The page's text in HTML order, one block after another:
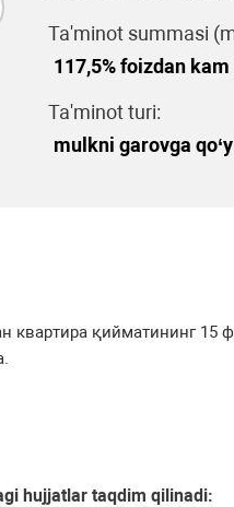
Ta'minot summasi
117,5% foizdan
Ta'minot turi:
mulkni garovga
квартира қийматининг 15
hujjatlar taqdim qilinadi: